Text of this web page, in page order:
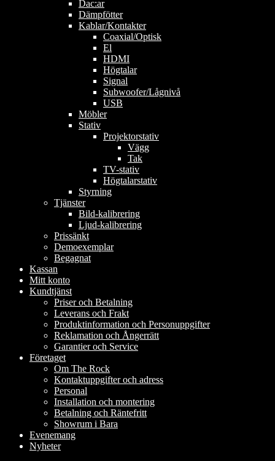
Dac:ar
Dämpfötter
Kablar/Kontakter
Coaxial/Optisk
El
HDMI
Högtalar
Signal
Subwoofer/Lågnivå
USB
Möbler
Stativ
Projektorstativ
Vägg
Tak
TV-stativ
Högtalarstativ
Styrning
Tjänster
Bild-kalibrering
Ljud-kalibrering
Prissänkt
Demoexemplar
Begagnat
Kassan
Mitt konto
Kundtjänst
Priser och Betalning
Leverans och Frakt
Produktinformation och Personuppgifter
Reklamation och Ångerrätt
Garantier och Service
Företaget
Om The Rock
Kontaktuppgifter och adress
Personal
Installation och montering
Betalning och Räntefritt
Showrum i Bara
Evenemang
Nyheter